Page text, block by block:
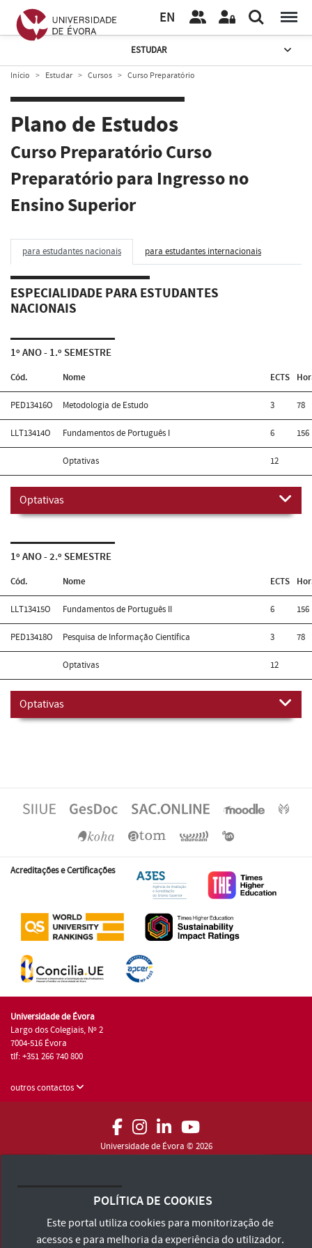
EN
ESTUDAR
Início Estudar Cursos Curso Preparatório
Plano de Estudos
Curso Preparatório Curso
Preparatório para Ingresso no
Ensino Superior
para estudantes nacionais para estudantes internacionais
ESPECIALIDADE PARA ESTUDANTES
NACIONAIS
1º ANO - 1.º SEMESTRE
Cód. Nome ECTS
PED13416O Metodologia de Estudo 3 78
LLT13414O Fundamentos de Português I 6 156
Optativas 12
Optativas
1º ANO - 2.º SEMESTRE
Cód. Nome ECTS
LLT13415O Fundamentos de Português II 6 156
PED13418O Pesquisa de Informação Científica 3 78
Optativas 12
Optativas
Acreditações e Certificações
Universidade de Évora
Largo dos Colegiais, Nº 2
7004-516 Évora
tlf: +351 266 740 800
outros contactos
Universidade de Évora © 2026
POLÍTICA DE COOKIES
Este portal utiliza cookies para monitorização de
acessos e para melhoria da experiência do utilizador.